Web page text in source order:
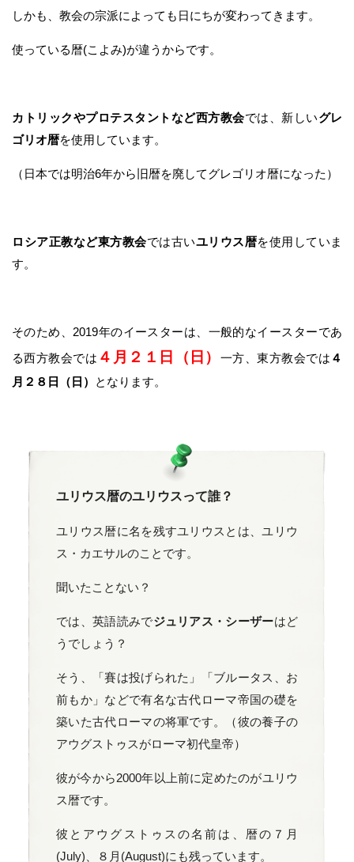
しかも、教会の宗派によっても日にちが変わってきます。
使っている暦(こよみ)が違うからです。
カトリックやプロテスタントなど西方教会では、新しいグレ
ゴリオ暦を使用しています。
（日本では明治6年から旧暦を廃してグレゴリオ暦になった）
ロシア正教など東方教会では古いユリウス暦を使用していま
す。
そのため、2019年のイースターは、一般的なイースターであ
る西方教会では ４月２１日（日） 一方、東方教会では ４
月２８日（日）
となります。
ユリウス暦のユリウスって誰？
ユリウス暦に名を残すユリウスとは、ユリウ
ス・カエサルのことです。
聞いたことない？
では、英語読みでジュリアス・シーザーはど
うでしょう？
そう、「賽は投げられた」「ブルータス、お
前もか」などで有名な古代ローマ帝国の礎を
築いた古代ローマの将軍です。（彼の養子の
アウグストゥスがローマ初代皇帝）
彼が今から2000年以上前に定めたのがユリウ
ス暦です。
彼とアウグストゥスの名前は、暦の７月
(July)、８月(August)にも残っています。